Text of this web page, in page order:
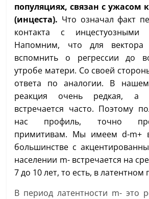
популяциях, связан с ужасом
(инцеста). Что означал факт
контакта с инцестуозными
Напомним, что для
вспомнить о регрессии до
утробе матери. Со своей
ответа по аналогии. В
реакция очень редкая, а
встречается часто. Поэтому
нас профиль, точно
примитивам. Мы имеем d-m+
большинстве с
населении m- встречается на
7 до 10 лет, то есть, в латентном
В период латентности m- это